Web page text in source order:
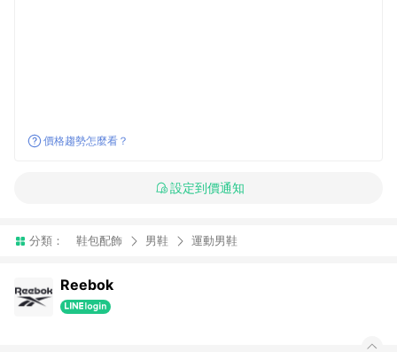
價格趨勢怎麼看？
設定到價通知
分類： 鞋包配飾 男鞋 運動男鞋
Reebok